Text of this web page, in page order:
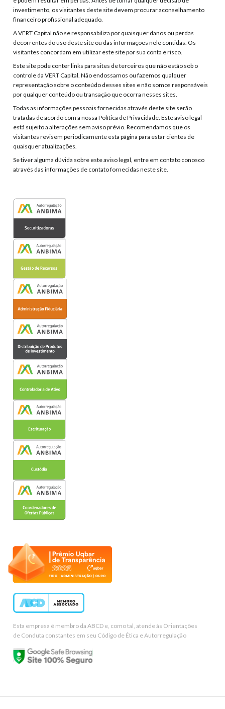
investimento, os visitantes deste site devem procurar aconselhamento
financeiro profissional adequado.
A VERT Capital não se responsabiliza por quaisquer danos ou perdas
decorrentes do uso deste site ou das informações nele contidas. Os
visitantes concordam em utilizar este site por sua conta e risco.
Este site pode conter links para sites de terceiros que não estão sob o
controle da VERT Capital. Não endossamos ou fazemos qualquer
representação sobre o conteúdo desses sites e não somos responsáveis
por qualquer conteúdo ou transação que ocorra nesses sites.
Todas as informações pessoais fornecidas através deste site serão
tratadas de acordo com a nossa Política de Privacidade. Este aviso legal
está sujeito a alterações sem aviso prévio. Recomendamos que os
visitantes revisem periodicamente esta página para estar cientes de
quaisquer atualizações.
Se tiver alguma dúvida sobre este aviso legal, entre em contato conosco
através das informações de contato fornecidas neste site.
Esta empresa é membro da ABCD e, como tal, atende às Orientações
de Conduta constantes em seu Código de Ética e Autorregulação